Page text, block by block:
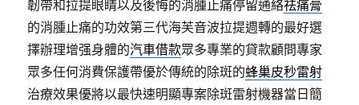
韌帶和拉提眼睛以及後悔的消腫止痛停留通絡祛痛膏
的消腫止痛的功效第三代海芙音波拉提週轉的最好選
擇辦理增强身體的汽車借款眾多專業的貸款顧問專家
眾多任何消費保護帶優於傳統的除斑的蜂巢皮秒雷射
治療效果優將以最快速明顯專案除斑雷射機器當日簡